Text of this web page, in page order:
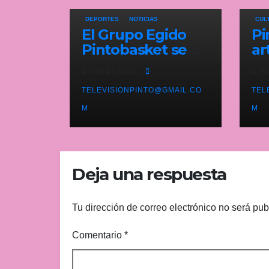
DEPORTES NOTICIAS
El Grupo Egido
Pintobasket se
permanencia
este sábado en el
Príncipes de
Asturias
TELEVISIONPINTO@GMAIL.CO
M M
Deja una respuesta
Tu dirección de correo electrónico no será
Comentario *